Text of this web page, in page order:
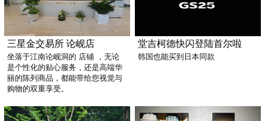
三星金交易所 论岘店
坐落于江南论岘洞的 店铺 ，无论
是个性化的贴心服务，还是高端华
丽的陈列商品，都能带给您视觉与
购物的双重享受。
堂吉柯德快闪登陆首尔啦
韩国也能买到日本同款